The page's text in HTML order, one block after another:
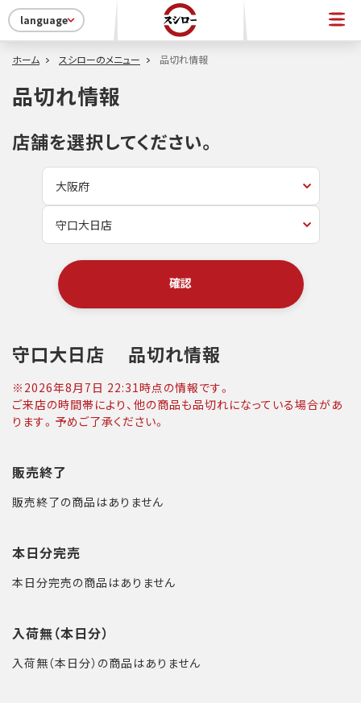
language
ホーム スシローのメニュー 品切れ情報
品切れ情報
店舗を選択してください。
確認
守口大日店 品切れ情報
※ 2026年8月7日 22:31時点の情報です。
ご来店の時間帯により、他の商品も品切れになっている場合があ
ります。予めご了承ください。
販売終了
販売終了の商品はありません
本日分完売
本日分完売の商品はありません
入荷無（本日分）
入荷無（本日分）の商品はありません